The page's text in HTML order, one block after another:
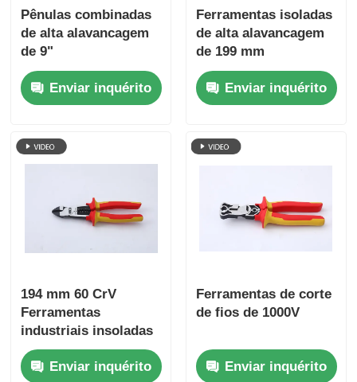
Pênulas combinadas
de alta alavancagem
de 9"
Enviar inquérito
Ferramentas isoladas
de alta alavancagem
de 199 mm
Combinação de
pinças de
descolagem 60CrV
Enviar inquérito
194 mm 60 CrV
Ferramentas
industriais insoladas
duráveis Telas de
corte lateral
Enviar inquérito
Ferramentas de corte
de fios de 1000V
Enviar inquérito